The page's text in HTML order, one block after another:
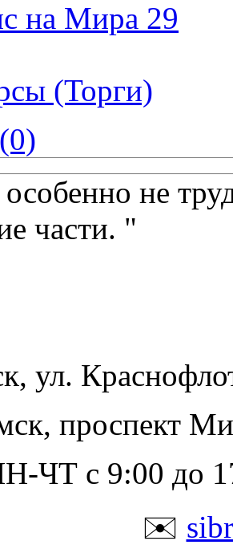
на Мира 29
(Торги)
не
части. "
ул.
проспект
ЧТ с 9:00 до
✉️